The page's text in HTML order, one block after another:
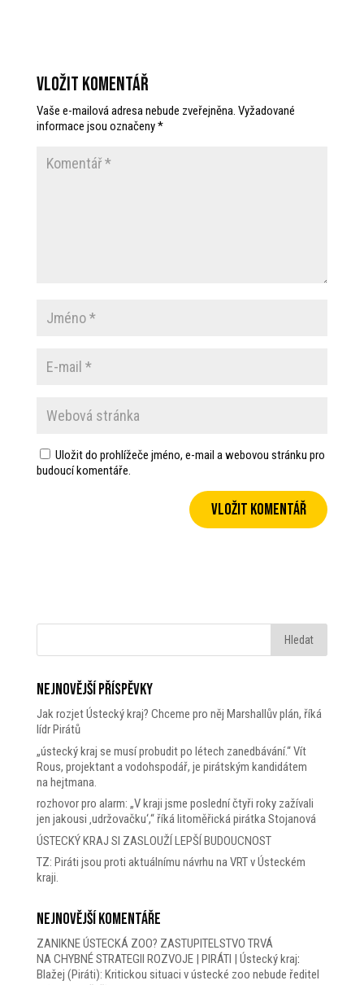
Vložit komentář
Vaše e-mailová adresa nebude zveřejněna. Vyžadované
informace jsou označeny*
Uložit do prohlížeče jméno, e-mail a webovou stránku pro
budoucí komentáře.
Nejnovější příspěvky
Jak rozjet Ústecký kraj? Chceme pro něj Marshallův plán, říká
lídr Pirátů
„ústecký kraj se musí probudit po létech zanedbávání.“ Vít
Rous, projektant a vodohspodář, je pirátským kandidátem
na hejtmana.
rozhovor pro alarm: „V kraji jsme poslední čtyři roky zažívali
jen jakousi ‚udržovačku‘,“ říká litoměřická pirátka Stojanová
ÚSTECKÝ KRAJ SI ZASLOUŽÍ LEPŠÍ BUDOUCNOST
TZ: Piráti jsou proti aktuálnímu návrhu na VRT v Ústeckém
kraji.
Nejnovější komentáře
ZANIKNE ÚSTECKÁ ZOO? ZASTUPITELSTVO TRVÁ
NA CHYBNÉ STRATEGII ROZVOJE | PIRÁTI | Ústecký kraj:
Blažej (Piráti): Kritickou situaci v ústecké zoo nebude ředitel